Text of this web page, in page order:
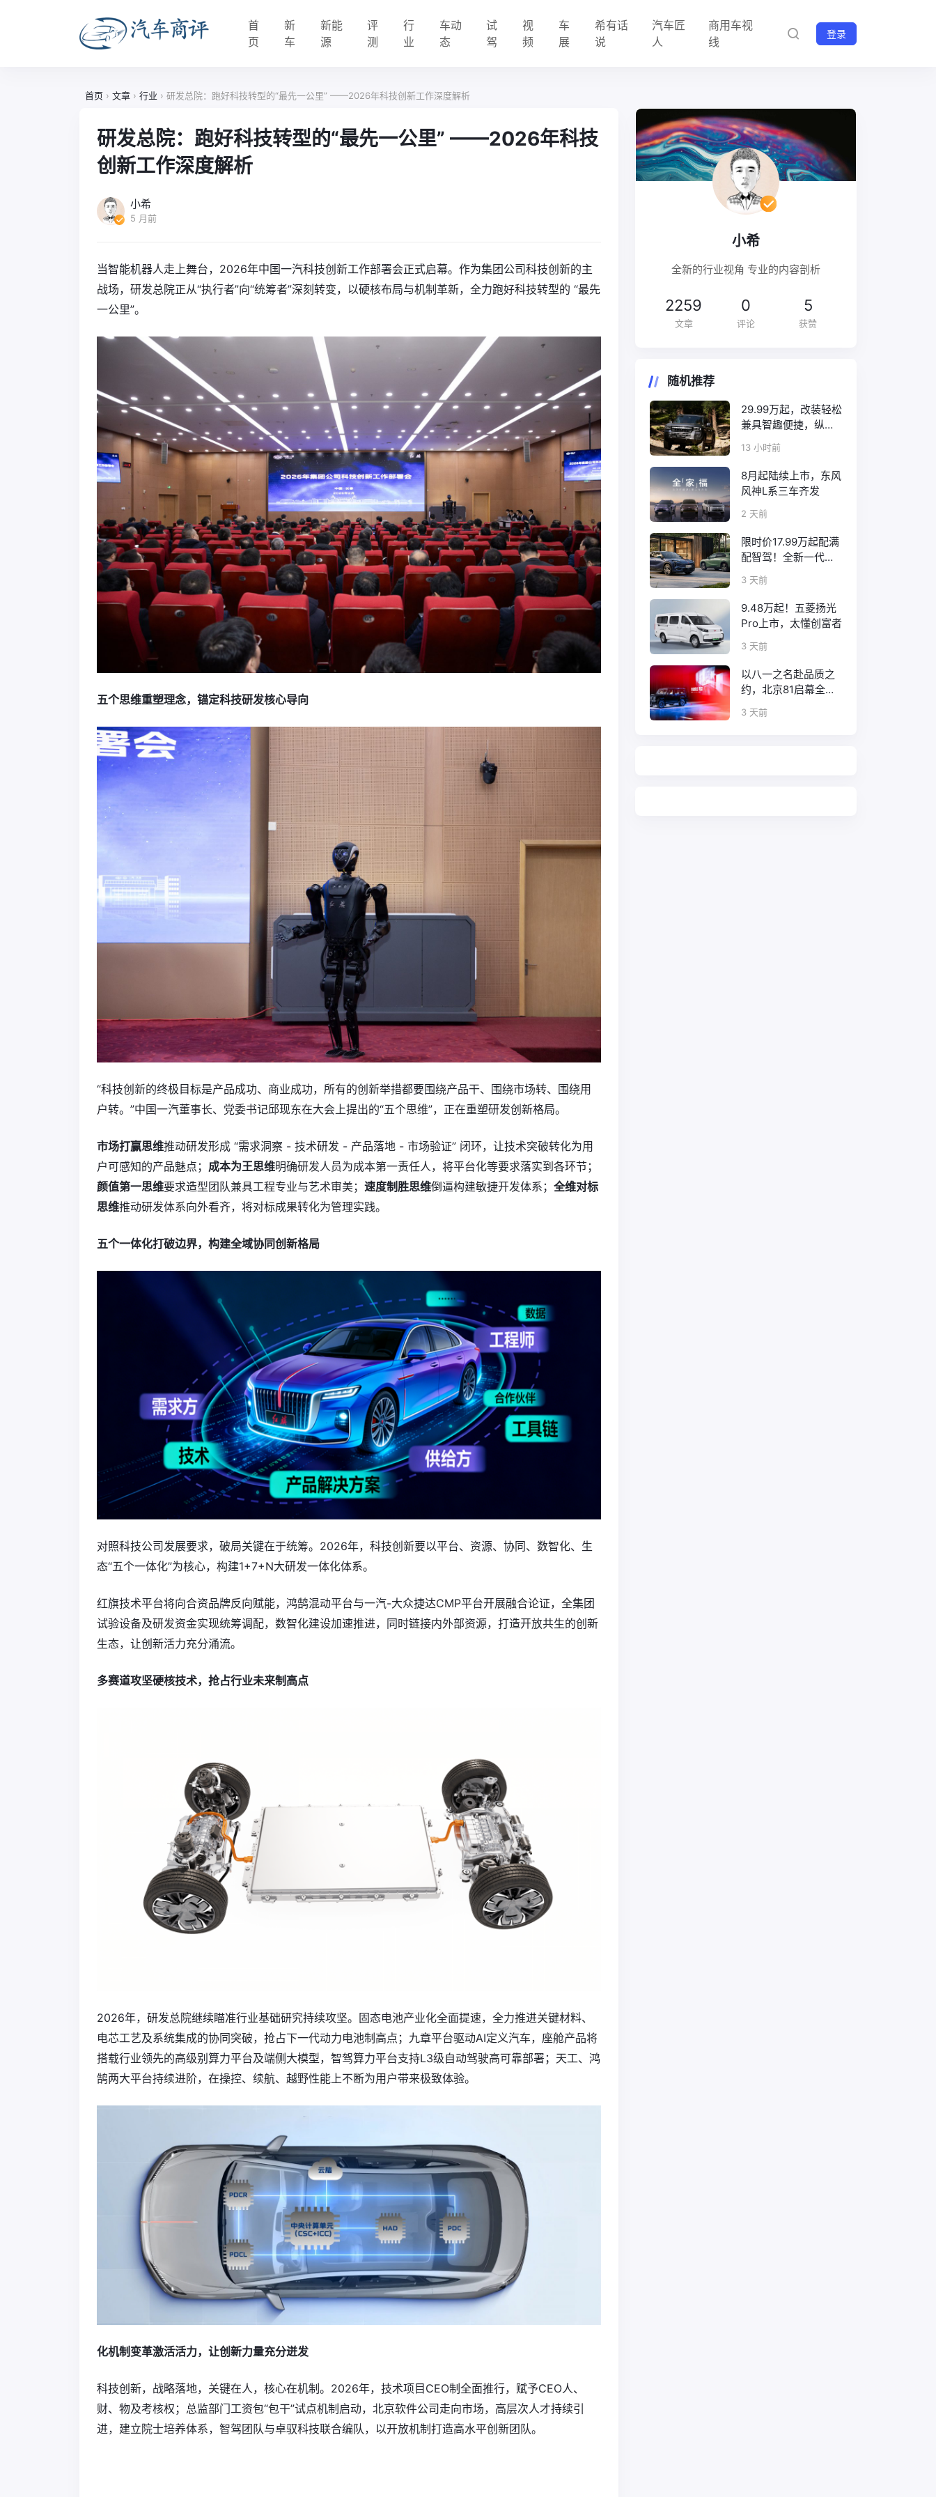
首
页
新
车
新能
源
评
测
行
业
车动
态
试
驾
视
频
车
展
希有话
说
汽车匠
人
商用车视
线
登录
首页 › 文章 › 行业 › 研发总院：跑好科技转型的“最先一公里” ——2026年科技创新工作深度解析
研发总院：跑好科技转型的“最先一公里” ——2026年科技
创新工作深度解析
小希
5 月前
当智能机器人走上舞台，2026年中国一汽科技创新工作部署会正式启幕。作为集团公司科技创新的主
战场，研发总院正从“执行者”向“统筹者”深刻转变，以硬核布局与机制革新，全力跑好科技转型的 “最先
一公里”。
五个思维重塑理念，锚定科技研发核心导向
“科技创新的终极目标是产品成功、商业成功，所有的创新举措都要围绕产品干、围绕市场转、围绕用
户转。”中国一汽董事长、党委书记邱现东在大会上提出的“五个思维”，正在重塑研发创新格局。
市场打赢思维推动研发形成 “需求洞察 - 技术研发 - 产品落地 - 市场验证” 闭环，让技术突破转化为用
户可感知的产品魅点； 成本为王思维明确研发人员为成本第一责任人，将平台化等要求落实到各环节；
颜值第一思维要求造型团队兼具工程专业与艺术审美； 速度制胜思维倒逼构建敏捷开发体系； 全维对标
思维推动研发体系向外看齐，将对标成果转化为管理实践。
五个一体化打破边界，构建全域协同创新格局
对照科技公司发展要求，破局关键在于统筹。2026年，科技创新要以平台、资源、协同、数智化、生
态“五个一体化”为核心，构建1+7+N大研发一体化体系。
红旗技术平台将向合资品牌反向赋能，鸿鹄混动平台与一汽-大众捷达CMP平台开展融合论证，全集团
试验设备及研发资金实现统筹调配，数智化建设加速推进，同时链接内外部资源，打造开放共生的创新
生态，让创新活力充分涌流。
多赛道攻坚硬核技术，抢占行业未来制高点
2026年，研发总院继续瞄准行业基础研究持续攻坚。固态电池产业化全面提速，全力推进关键材料、
电芯工艺及系统集成的协同突破，抢占下一代动力电池制高点；九章平台驱动AI定义汽车，座舱产品将
搭载行业领先的高级别算力平台及端侧大模型，智驾算力平台支持L3级自动驾驶高可靠部署；天工、鸿
鹄两大平台持续进阶，在操控、续航、越野性能上不断为用户带来极致体验。
化机制变革激活活力，让创新力量充分迸发
科技创新，战略落地，关键在人，核心在机制。2026年，技术项目CEO制全面推行，赋予CEO人、
财、物及考核权；总监部门工资包“包干”试点机制启动，北京软件公司走向市场，高层次人才持续引
进，建立院士培养体系，智驾团队与卓驭科技联合编队，以开放机制打造高水平创新团队。
小希
全新的行业视角 专业的内容剖析
2259
文章
0
评论
5
获赞
随机推荐
29.99万起，改装轻松
兼具智趣便捷，纵横
F700上市
13 小时前
8月起陆续上市，东风
风神L系三车齐发
2 天前
限时价17.99万起配满
配智驾！全新一代天
工08正式上市
3 天前
9.48万起！五菱扬光
Pro上市，太懂创富者
3 天前
以八一之名赴品质之
约，北京81启幕全新
口碑征程
3 天前